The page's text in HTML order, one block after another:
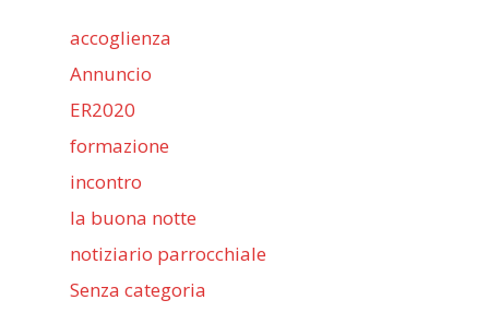
accoglienza
Annuncio
ER2020
formazione
incontro
la buona notte
notiziario parrocchiale
Senza categoria